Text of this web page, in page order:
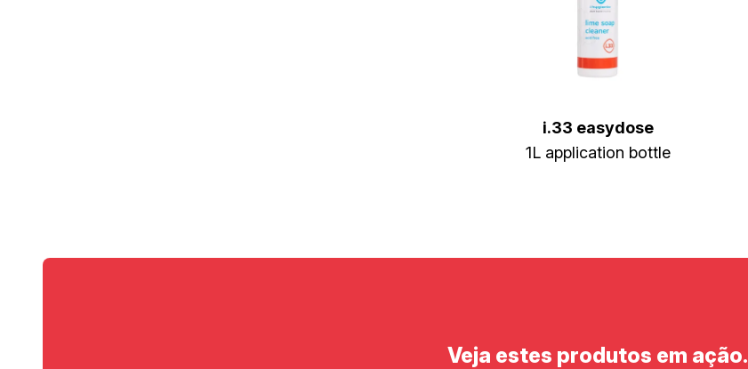
i.33 easydose
1L application bottle
Veja estes produtos em ação.